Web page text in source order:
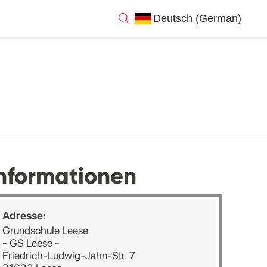
Adresse:
Grundschule Leese
- GS Leese -
Friedrich-Ludwig-Jahn-Str. 7